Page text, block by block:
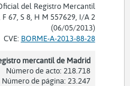
del Registro Mercantil
67, S 8, H M 557629, I/A 2
(06/05/2013)
CVE: BORME-A-2013-88-28
mercantil de Madrid
Número de acto: 218.718
Número de página: 23.247